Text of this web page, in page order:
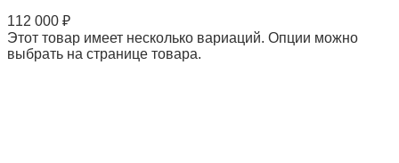
112 000 ₽
Этот товар имеет несколько вариаций. Опции можно
выбрать на странице товара.